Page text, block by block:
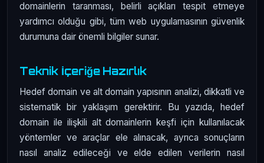
domainlerin taranması, belirli açıkları tespit etmeye
yardımcı olduğu gibi, tüm web uygulamasının güvenlik
durumuna dair önemli bilgiler sunar.
Teknik İçeriğe Hazırlık
Hedef domain ve alt domain yapısının analizi, dikkatli ve
sistematik bir yaklaşım gerektirir. Bu yazıda, hedef
domain ile ilişkili alt domainlerin keşfi için kullanılacak
yöntemler ve araçlar ele alınacak, ayrıca sonuçların
nasıl analiz edileceği ve elde edilen verilerin nasıl